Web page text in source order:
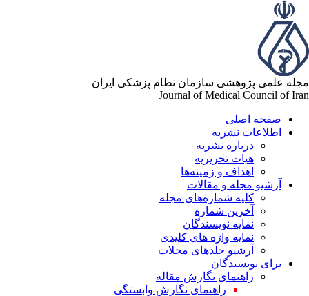
علمی پژوهشی سازمان نظام پزشکی ایران
Journal of Medical Council of
صفحه اصلی
اطلاعات نشریه
درباره نشریه
هیات تحریریه
اهداف و زمینه‌ها
آرشیو مجله و مقالات
کلیه شماره‌های مجله
آخرین شماره
نمایه نویسندگان
نمایه واژه های کلیدی
آرشیو جلدهای مجلات
برای نویسندگان
راهنمای نگارش مقاله
راهنمای نگارش وابستگی